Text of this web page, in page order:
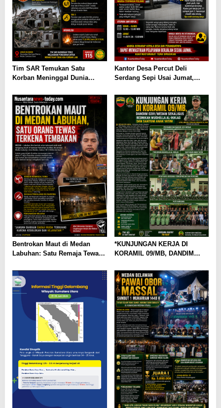
Tim SAR Temukan Satu
Korban Meninggal Dunia
Kompleks Grand Polonia
Medan
Kantor Desa Percut Deli
Serdang Sepi Usai Jumat,
Terhambat
Bentrokan Maut di Medan
Labuhan: Satu Remaja Tewas,
*KUNJUNGAN KERJA DI
KORAMIL 09/MB, DANDIM
RESMIKAN MUSHOLLA AL-
IKHLAS DAN SANTUNI ANAK
YATIM*